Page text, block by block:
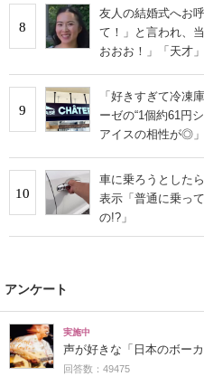
8
友人の結婚式へお
て！」と言われ、
おおお！」「天才」
9
「好きすぎて冷
ーゼの“1個約61円
アイスの相性が◎
10
車に乗ろうとした
表示「普通に乗っ
の!?」
アンケート
実施中
声が好きな「日本のボー
回答数：49475